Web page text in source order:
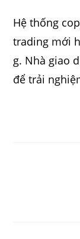
Hệ thống
trading mới
g. Nhà giao
để trải